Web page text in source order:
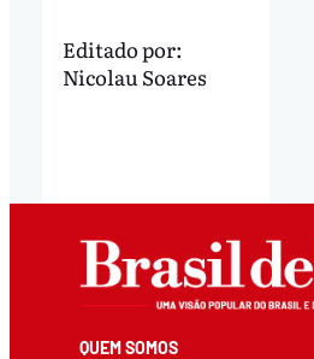
Editado por:
Nicolau Soares
QUEM SOMOS